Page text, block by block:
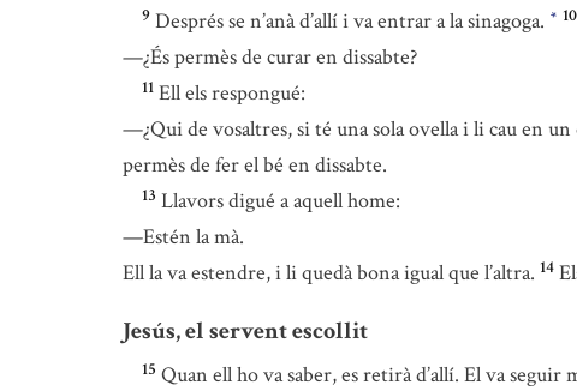
9 Després se n’anà d’allí i va entrar a la sinagoga. * 10
—¿És permès de curar en dissabte?
11 Ell els respongué:
—¿Qui de vosaltres, si té una sola ovella i li cau en
permès de fer el bé en dissabte.
13 Llavors digué a aquell home:
—Estén la mà.
Ell la va estendre, i li quedà bona igual que l’altra. 14
Jesús, el servent escollit
15 Quan ell ho va saber, es retirà d’allí. El va